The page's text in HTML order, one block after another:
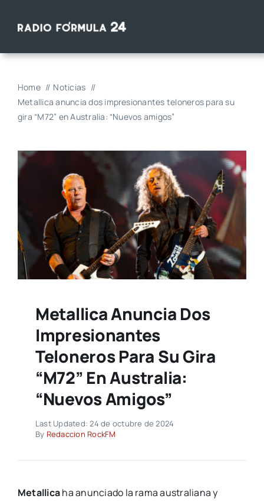
Home
Noticias
Metallica anuncia dos impresionantes teloneros para su
gira “M72” en Australia: “Nuevos amigos”
Metallica Anuncia Dos
Impresionantes
Teloneros Para Su Gira
“M72” En Australia:
“Nuevos Amigos”
Last Updated: 24 de octubre de 2024
By Redaccion RockFM
Metallicaha anunciado la rama australiana y